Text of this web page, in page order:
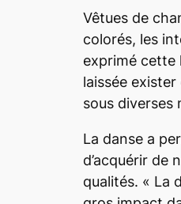
Vêtues de
colorés, les
exprimé cette
laissée
sous diverses
La danse a
d’acquérir de
qualités. « La